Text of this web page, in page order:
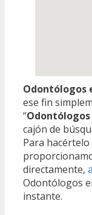
Odontólogos
ese fin
“
cajón de
Para
directamente,
Odontólogos
instante.